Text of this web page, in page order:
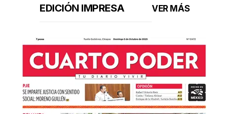
EDICIÓN IMPRESA VER MÁS